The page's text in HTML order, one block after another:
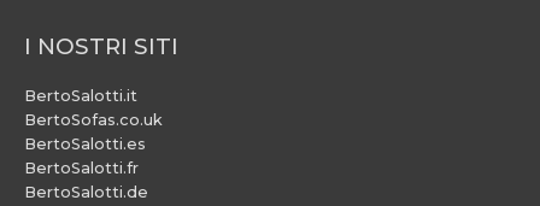
I NOSTRI SITI
BertoSalotti.it
BertoSofas.co.uk
BertoSalotti.es
BertoSalotti.fr
BertoSalotti.de